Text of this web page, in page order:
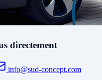
directement
info@sud-concept.com